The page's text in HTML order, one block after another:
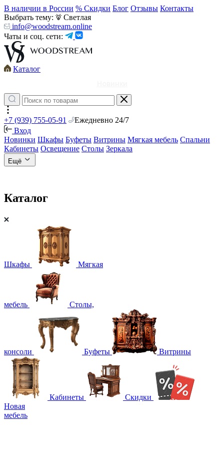
В наличии в России % Скидки Блог Отзывы Контакты
Выбрать тему:
Светлая
info@woodstream.online
Чаты и соц. сети:
Каталог
+7 (939) 755-05-91
Ежедневно 24/7
Вход
Новинки Шкафы Буфеты Витрины Мягкая мебель Спальни
Кабинеты Освещение Столы Зеркала
Ещё
Каталог
Шкафы Мягкая
мебель Столы,
консоли Буфеты Витрины
Кабинеты
Скидки
Новая
мебель